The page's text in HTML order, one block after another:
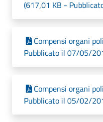
(617,01 KB -
Compensi organi
Pubblicato il 07/05/
Compensi organi
Pubblicato il 05/02/